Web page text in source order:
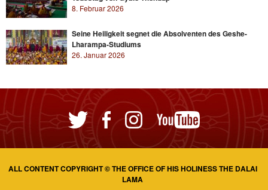
8. Februar 2026
Seine Heiligkeit segnet die Absolventen des Geshe-
Lharampa-Studiums
26. Januar 2026
ALL CONTENT COPYRIGHT © THE OFFICE OF HIS HOLINESS THE DALAI
LAMA